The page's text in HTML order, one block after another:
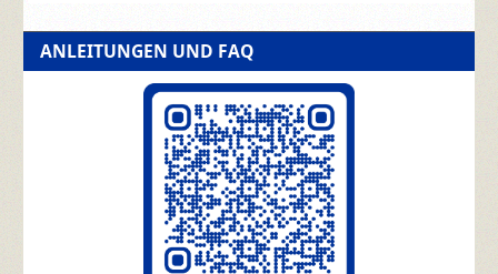
ANLEITUNGEN UND FAQ